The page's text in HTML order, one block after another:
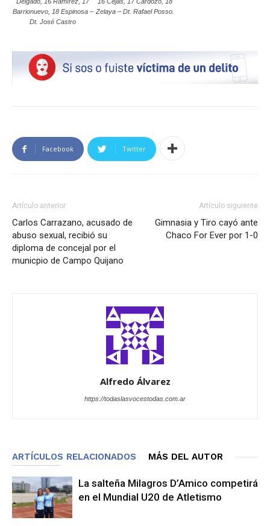
Barrionuevo, 18 Espinosa –
Dt. José Castro
Zelaya – Dt. Rafael Posso.
Facebook Twitter
Artículo anterior
Carlos Carrazano, acusado de
abuso sexual, recibió su
diploma de concejal por el
municpio de Campo Quijano
Artículo siguiente
Gimnasia y Tiro cayó ante
Chaco For Ever por 1-0
Alfredo Álvarez
https://todaslasvocestodas.com.ar
ARTÍCULOS RELACIONADOS MÁS DEL AUTOR
La salteña Milagros D’Amico competirá
en el Mundial U20 de Atletismo